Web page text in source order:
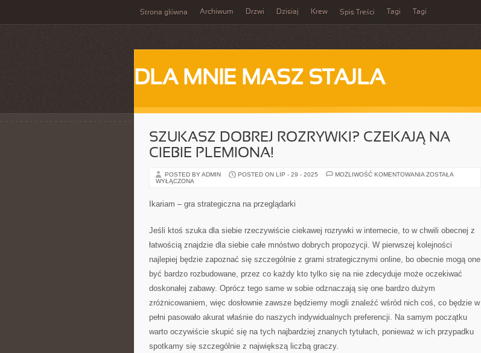
Strona główna Archiwum Drzwi Dzisiaj Krew Spis Treści Tagi Tagi
DLA MNIE MASZ STAJLA
SZUKASZ DOBREJ ROZRYWKI? CZEKAJĄ NA
CIEBIE PLEMIONA!
POSTED BY ADMIN POSTED ON LIP - 29 - 2025 MOŻLIWOŚĆ KOMENTOWANIA SZUKASZ
ZOSTAŁA
WYŁĄCZONA
Ikariam – gra strategiczna na przeglądarki
Jeśli ktoś szuka dla siebie rzeczywiście ciekawej rozrywki w internecie, to w chwili obecnej z
łatwością znajdzie dla siebie całe mnóstwo dobrych propozycji. W pierwszej kolejności
najlepiej będzie zapoznać się szczególnie z grami strategicznymi online, bo obecnie mogą one
być bardzo rozbudowane, przez co każdy kto tylko się na nie zdecyduje może oczekiwać
doskonałej zabawy. Oprócz tego same w sobie odznaczają się one bardzo dużym
zróżnicowaniem, więc dosłownie zawsze będziemy mogli znaleźć wśród nich coś, co będzie w
pełni pasowało akurat właśnie do naszych indywidualnych preferencji. Na samym początku
warto oczywiście skupić się na tych najbardziej znanych tytułach, ponieważ w ich przypadku
spotkamy się szczególnie z największą liczbą graczy.